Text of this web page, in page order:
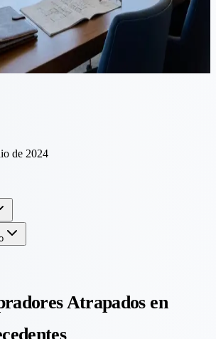
introdujo la Ley 139(Ι)/2015, comúnmente
de Compradores Atrapados” para abordar
por los compradores de propiedades
de 2024
Atrapados en